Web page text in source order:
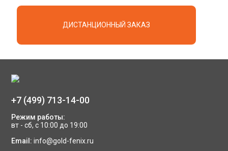
ДИСТАНЦИОННЫЙ ЗАКАЗ
+7 (499) 713-14-00
Режим работы:
вт - сб, с 10:00 до 19:00
Email: info@gold-fenix.ru